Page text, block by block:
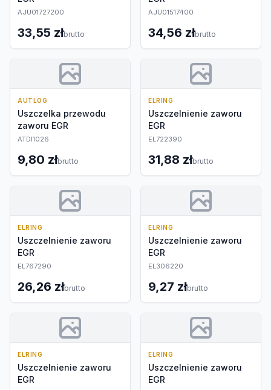
AJU01727200
33,55 złbrutto
AJU01517400
34,56 złbrutto
AUTLOG
Uszczelka przewodu
zaworu EGR
ATDI1026
9,80 złbrutto
ELRING
Uszczelnienie zaworu
EGR
EL722390
31,88 złbrutto
ELRING
Uszczelnienie zaworu
EGR
EL767290
26,26 złbrutto
ELRING
Uszczelnienie zaworu
EGR
EL306220
9,27 złbrutto
ELRING
Uszczelnienie zaworu
EGR
ELRING
Uszczelnienie zaworu
EGR